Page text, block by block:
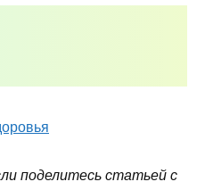
поделитесь статьей с